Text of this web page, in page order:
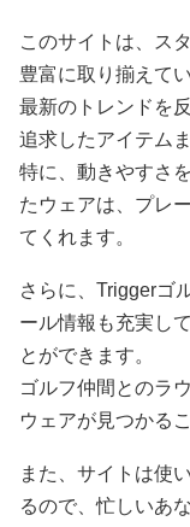
このサイトは、ス
豊富に取り揃えてい
最新のトレンドを
追求したアイテム
特に、動きやすさ
たウェアは、プレ
てくれます。
さらに、Triggerゴ
ール情報も充実し
とができます。
ゴルフ仲間とのラ
ウェアが見つかる
また、サイトは使
るので、忙しいあ